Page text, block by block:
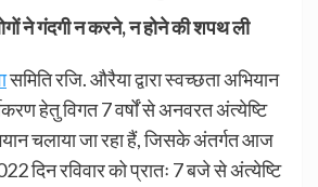
ने गंदगी न करने, न होने की शपथ ली
समिति रजि. औरैया द्वारा स्वच्छता अभियान
हेतु विगत 7 वर्षों से अनवरत अंत्येष्टि
चलाया जा रहा हैं, जिसके अंतर्गत आज
दिन रविवार को प्रातः 7 बजे से अंत्येष्टि